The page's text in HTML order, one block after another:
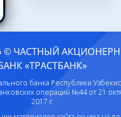
© ЧАСТНЫЙ
«ТРАСТБАНК»
банка Республики
операций №44 от 21
2017 г.